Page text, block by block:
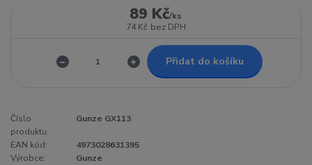
89 Kč/ks
74 Kč bez DPH
Přidat do košíku
Číslo
produktu:
Gunze GX113
EAN kód:
4973028631395
Výrobce:
Gunze